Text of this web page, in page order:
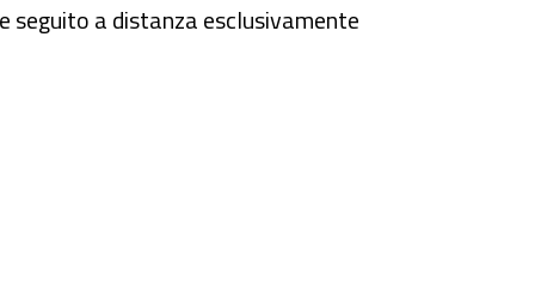
seguito a distanza esclusivamente